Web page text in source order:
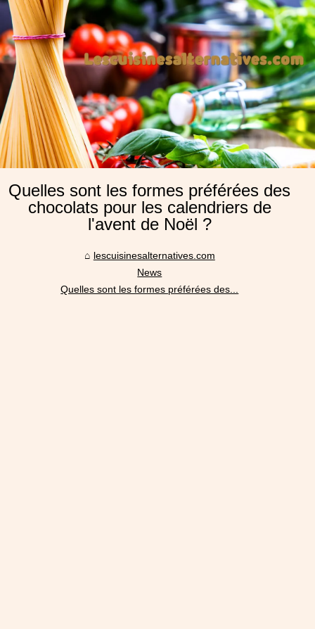
Quelles sont les formes préférées des
chocolats pour les calendriers de
l'avent de Noël ?
lescuisinesalternatives.com
News
Quelles sont les formes préférées des...